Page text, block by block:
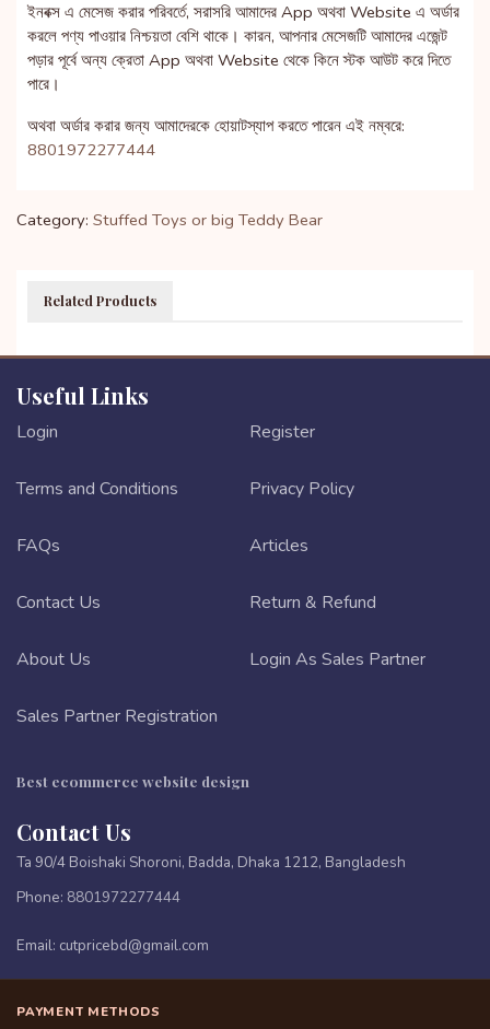
ইনবক্স এ মেসেজ করার পরিবর্তে, সরাসরি আমাদের App অথবা Website এ অর্ডার
করলে পণ্য পাওয়ার নিশ্চয়তা বেশি থাকে। কারন, আপনার মেসেজটি আমাদের এজেন্ট
পড়ার পূর্বে অন্য ক্রেতা App অথবা Website থেকে কিনে স্টক আউট করে দিতে
পারে।
অথবা অর্ডার করার জন্য আমাদেরকে হোয়াটস্যাপ করতে পারেন এই নম্বরে:
8801972277444
Category: Stuffed Toys or big Teddy Bear
Related Products
Useful Links
Login Register
Terms and Conditions Privacy Policy
FAQs Articles
Contact Us Return & Refund
About Us Login As Sales Partner
Sales Partner Registration
Best ecommerce website design
Contact Us
Ta 90/4 Boishaki Shoroni, Badda, Dhaka 1212, Bangladesh
Phone: 8801972277444
Email: cutpricebd@gmail.com
PAYMENT METHODS